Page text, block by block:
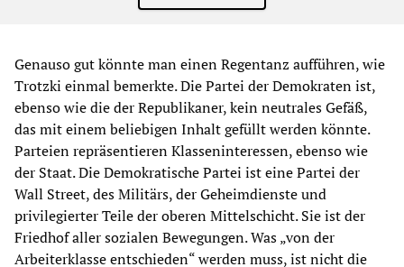
Genauso gut könnte man einen Regentanz aufführen, wie
Trotzki einmal bemerkte. Die Partei der Demokraten ist,
ebenso wie die der Republikaner, kein neutrales Gefäß,
das mit einem beliebigen Inhalt gefüllt werden könnte.
Parteien repräsentieren Klasseninteressen, ebenso wie
der Staat. Die Demokratische Partei ist eine Partei der
Wall Street, des Militärs, der Geheimdienste und
privilegierter Teile der oberen Mittelschicht. Sie ist der
Friedhof aller sozialen Bewegungen. Was „von der
Arbeiterklasse entschieden“ werden muss, ist nicht die